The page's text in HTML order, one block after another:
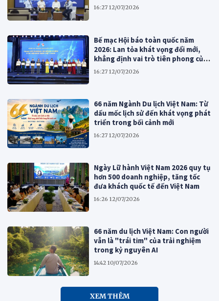
16:27 12/07/2026
Bế mạc Hội báo toàn quốc năm
2026: Lan tỏa khát vọng đổi mới,
khẳng định vai trò tiên phong của
báo chí cách mạng Việt Nam
16:27 12/07/2026
66 năm Ngành Du lịch Việt Nam: Từ
dấu mốc lịch sử đến khát vọng phát
triển trong bối cảnh mới
16:27 12/07/2026
Ngày Lữ hành Việt Nam 2026 quy tụ
hơn 500 doanh nghiệp, tăng tốc
đưa khách quốc tế đến Việt Nam
16:26 12/07/2026
66 năm du lịch Việt Nam: Con người
vẫn là "trái tim" của trải nghiệm
trong kỷ nguyên AI
14:42 10/07/2026
XEM THÊM